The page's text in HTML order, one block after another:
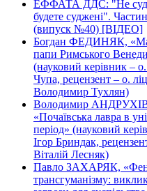
ЕФФАТА ДДС: "Не
будете суджені".
(випуск №40) [ВІДЕО]
Богдан ФЕДИНЯК,
папи Римського
(науковий керівник –
Чупа, рецензент – о.
Володимир Тухлян)
Володимир
«Почаївська лавра в
період» (науковий
Ігор Бриндак,
Віталій Лесняк)
Павло ЗАХАРЯК,
трансгуманізму: